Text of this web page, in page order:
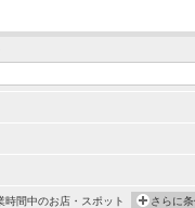
時間中のお店・スポット さらに